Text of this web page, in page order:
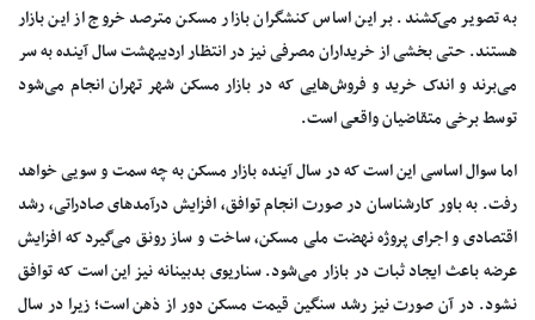
به تصویر می‌کشند. بر این اساس کنشگران بازار مسکن مترصد خروج از این بازار
هستند. حتی بخشی از خریداران مصرفی نیز در انتظار اردیبهشت سال آینده به سر
می‌برند و اندک خرید و فروش‌هایی که در بازار مسکن شهر تهران انجام می‌شود
توسط برخی متقاضیان واقعی است.
اما سوال اساسی این است که در سال آینده بازار مسکن به چه سمت و سویی خواهد
رفت. به باور کارشناسان در صورت انجام توافق، افزایش درآمد‌های صادراتی، رشد
اقتصادی و اجرای پروژه نهضت ملی مسکن، ساخت و ساز رونق می‌گیرد که افزایش
عرضه باعث ایجاد ثبات در بازار می‌شود. سناریوی بدبینانه نیز این است که توافق
نشود. در آن صورت نیز رشد سنگین قیمت مسکن دور از ذهن است؛ زیرا در سال